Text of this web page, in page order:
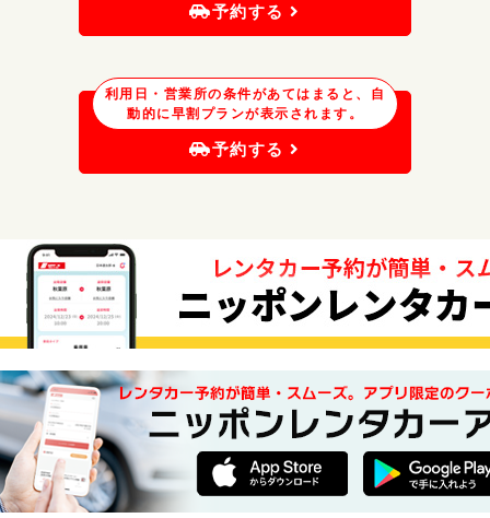
予約する
利用日・営業所の条件があてはまると、自
動的に早割プランが表示されます。
予約する